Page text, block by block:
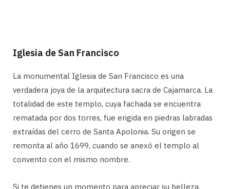
Iglesia de San Francisco
La monumental Iglesia de San Francisco es una
verdadera joya de la arquitectura sacra de Cajamarca. La
totalidad de este templo, cuya fachada se encuentra
rematada por dos torres, fue erigida en piedras labradas
extraídas del cerro de Santa Apolonia. Su origen se
remonta al año 1699, cuando se anexó el templo al
convento con el mismo nombre.
Si te detienes un momento para apreciar su belleza,